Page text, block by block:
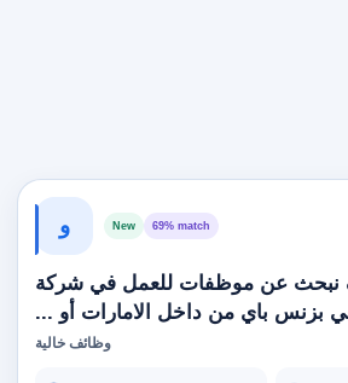
و New 69% match
نبحث عن موظفات للعمل في شركة
بزنس باي من داخل الامارات أو ...
وظائف خالية